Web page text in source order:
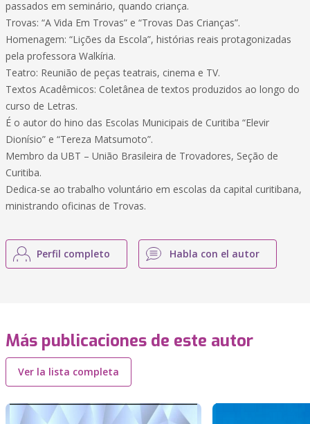
passados em seminário, quando criança.
Trovas: “A Vida Em Trovas” e “Trovas Das Crianças”.
Homenagem: “Lições da Escola”, histórias reais protagonizadas
pela professora Walkíria.
Teatro: Reunião de peças teatrais, cinema e TV.
Textos Acadêmicos: Coletânea de textos produzidos ao longo do
curso de Letras.
É o autor do hino das Escolas Municipais de Curitiba “Elevir
Dionísio” e “Tereza Matsumoto”.
Membro da UBT – União Brasileira de Trovadores, Seção de
Curitiba.
Dedica-se ao trabalho voluntário em escolas da capital curitibana,
ministrando oficinas de Trovas.
Perfil completo Habla con el autor
Más publicaciones de este autor
Ver la lista completa